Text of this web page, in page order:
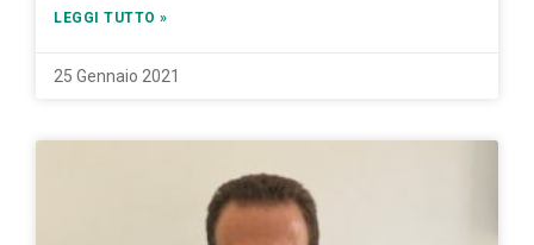
LEGGI TUTTO »
25 Gennaio 2021